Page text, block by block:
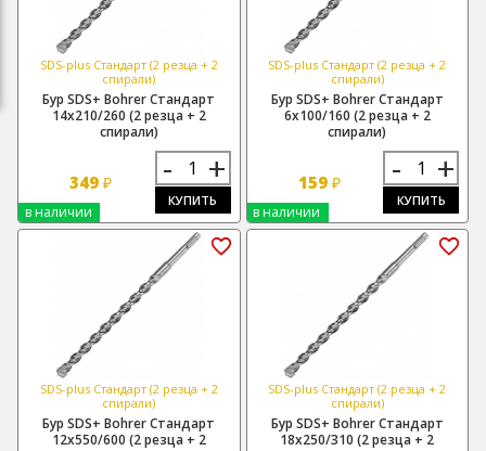
SDS-plus Стандарт (2 резца + 2
спирали)
Бур SDS+ Bohrer Стандарт
14х210/260 (2 резца + 2
спирали)
349₽ - +
КУПИТЬ
в наличии
SDS-plus Стандарт (2 резца + 2
спирали)
Бур SDS+ Bohrer Стандарт
6х100/160 (2 резца + 2
спирали)
159 ₽ - +
КУПИТЬ
в наличии
SDS-plus Стандарт (2 резца + 2
спирали)
Бур SDS+ Bohrer Стандарт
12х550/600 (2 резца + 2
SDS-plus Стандарт (2 резца + 2
спирали)
Бур SDS+ Bohrer Стандарт
18х250/310 (2 резца + 2